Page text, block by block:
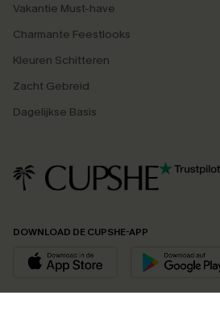
Vakantie Must-have
Charmante Feestlooks
Kleuren Schitteren
Zacht Gebreid
Dagelijkse Basis
DOWNLOAD DE CUPSHE-APP